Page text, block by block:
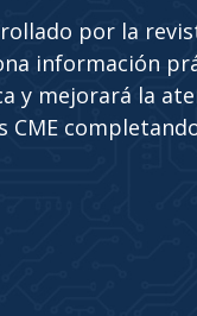
por la
información
y mejorará la
CME